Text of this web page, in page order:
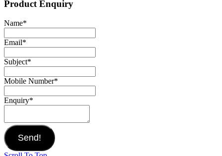
Product Enquiry
Name*
Email*
Subject*
Mobile Number*
Enquiry*
Send!